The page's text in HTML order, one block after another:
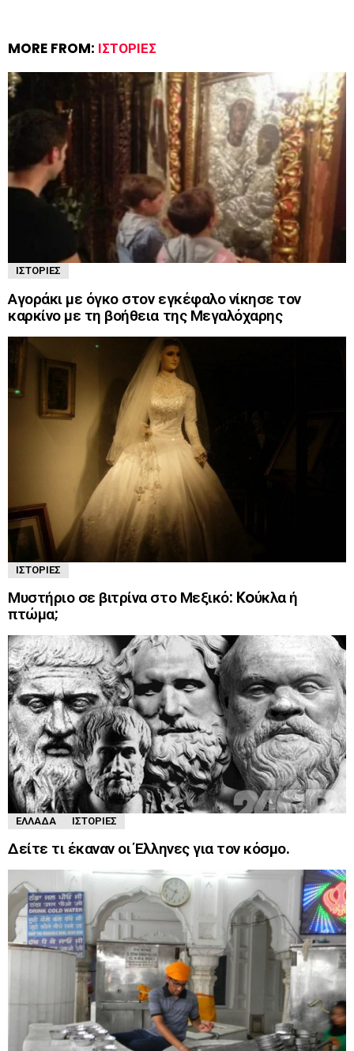
MORE FROM: ΙΣΤΟΡΊΕΣ
ΙΣΤΟΡΊΕΣ
Αγοράκι με όγκο στον εγκέφαλο νίκησε τον
καρκίνο με τη βοήθεια της Μεγαλόχαρης
ΙΣΤΟΡΊΕΣ
Μυστήριο σε βιτρίνα στο Μεξικό: Koύκλα ή
πτώμα;
ΕΛΛΆΔΑ ΙΣΤΟΡΊΕΣ
Δείτε τι έκαναν οι Έλληνες για τον κόσμο.